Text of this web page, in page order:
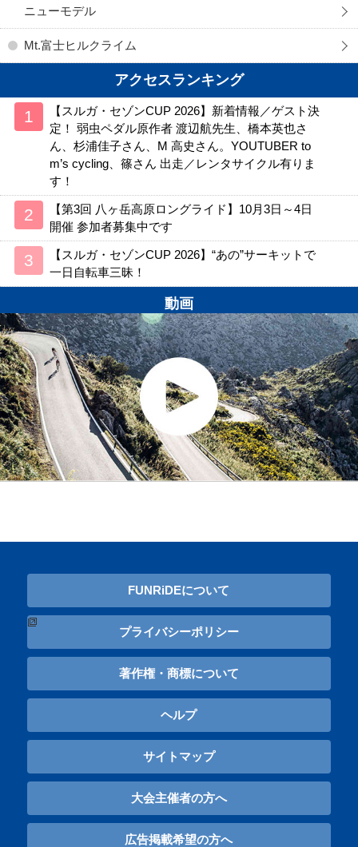
ニューモデル
Mt.富士ヒルクライム
アクセスランキング
【スルガ・セゾンCUP 2026】新着情報／ゲスト決
定！ 弱虫ペダル原作者 渡辺航先生、橋本英也さ
ん、杉浦佳子さん、M 高史さん。YOUTUBER to
m’s cycling、篠さん 出走／レンタサイクル有りま
す！
【第3回 八ヶ岳高原ロングライド】10月3日～4日
開催 参加者募集中です
【スルガ・セゾンCUP 2026】“あの”サーキットで
一日自転車三昧！
動画
FUNRiDEについて
プライバシーポリシー
著作権・商標について
ヘルプ
サイトマップ
大会主催者の方へ
広告掲載希望の方へ